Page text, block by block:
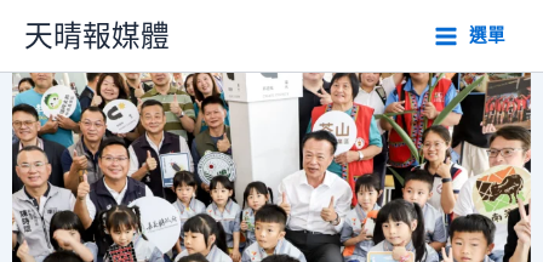
主
要
內
容
天晴報媒體 選單